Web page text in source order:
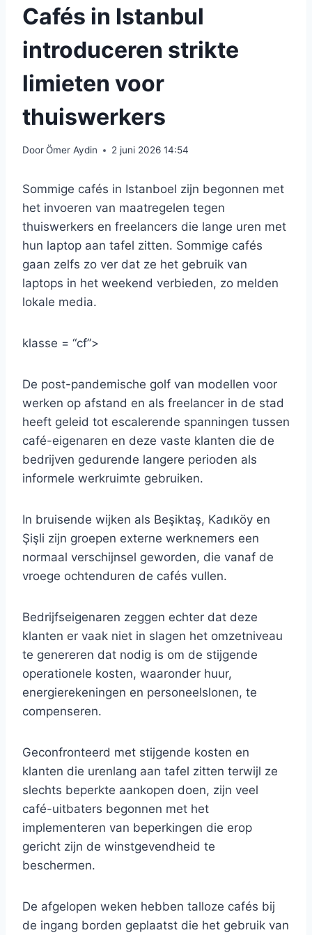
Cafés in Istanbul
introduceren strikte
limieten voor
thuiswerkers
DoorÖmer Aydin 2 juni 2026 14:54
Sommige cafés in Istanboel zijn begonnen met
het invoeren van maatregelen tegen
thuiswerkers en freelancers die lange uren met
hun laptop aan tafel zitten. Sommige cafés
gaan zelfs zo ver dat ze het gebruik van
laptops in het weekend verbieden, zo melden
lokale media.
klasse = “cf”>
De post-pandemische golf van modellen voor
werken op afstand en als freelancer in de stad
heeft geleid tot escalerende spanningen tussen
café-eigenaren en deze vaste klanten die de
bedrijven gedurende langere perioden als
informele werkruimte gebruiken.
In bruisende wijken als Beşiktaş, Kadıköy en
Şişli zijn groepen externe werknemers een
normaal verschijnsel geworden, die vanaf de
vroege ochtenduren de cafés vullen.
Bedrijfseigenaren zeggen echter dat deze
klanten er vaak niet in slagen het omzetniveau
te genereren dat nodig is om de stijgende
operationele kosten, waaronder huur,
energierekeningen en personeelslonen, te
compenseren.
Geconfronteerd met stijgende kosten en
klanten die urenlang aan tafel zitten terwijl ze
slechts beperkte aankopen doen, zijn veel
café-uitbaters begonnen met het
implementeren van beperkingen die erop
gericht zijn de winstgevendheid te
beschermen.
De afgelopen weken hebben talloze cafés bij
de ingang borden geplaatst die het gebruik van